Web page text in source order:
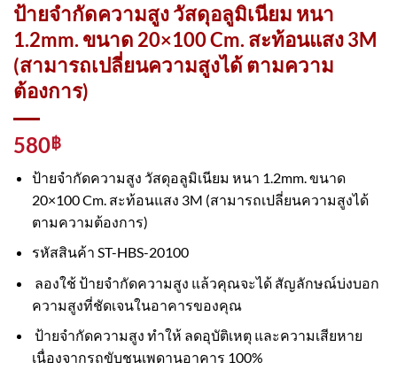
ป้ายจำกัดความสูง วัสดุอลูมิเนียม หนา
1.2mm. ขนาด 20×100 Cm. สะท้อนแสง 3M
(สามารถเปลี่ยนความสูงได้ ตามความ
ต้องการ)
580฿
ป้ายจำกัดความสูง วัสดุอลูมิเนียม หนา 1.2mm. ขนาด
20×100 Cm. สะท้อนแสง 3M (สามารถเปลี่ยนความสูงได้
ตามความต้องการ)
รหัสสินค้า ST-HBS-20100
ลองใช้ ป้ายจำกัดความสูง แล้วคุณจะได้ สัญลักษณ์บ่งบอก
ความสูงที่ชัดเจนในอาคารของคุณ
ป้ายจำกัดความสูง ทำให้ ลดอุบัติเหตุ และความเสียหาย
เนื่องจากรถขับชนเพดานอาคาร 100%